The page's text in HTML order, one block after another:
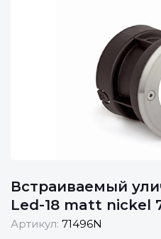
Встраиваемый
Led-18 matt nickel
Артикул: 71496N